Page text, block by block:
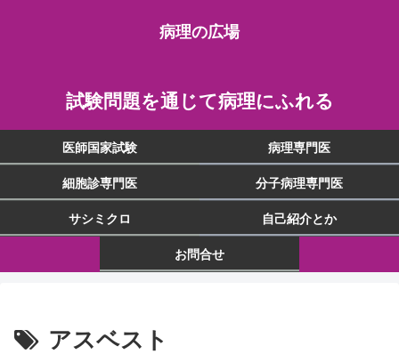
病理の広場
試験問題を通じて病理にふれる
医師国家試験 病理専門医
細胞診専門医 分子病理専門医
サシミクロ 自己紹介とか
お問合せ
アスベスト